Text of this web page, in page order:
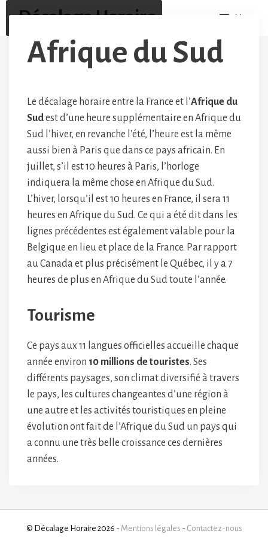
contenu
Décalage Horaire Menu
Afrique du Sud
Le décalage horaire entre la France et l’Afrique du
Sudest d’une heure supplémentaire en Afrique du
Sud l’hiver, en revanche l’été, l’heure est la même
aussi bien à Paris que dans ce pays africain. En
juillet, s’il est 10 heures à Paris, l’horloge
indiquera la même chose en Afrique du Sud.
L’hiver, lorsqu’il est 10 heures en France, il sera 11
heures en Afrique du Sud. Ce qui a été dit dans les
lignes précédentes est également valable pour la
Belgique en lieu et place de la France. Par rapport
au Canada et plus précisément le Québec, il y a 7
heures de plus en Afrique du Sud toute l’année.
Tourisme
Ce pays aux 11 langues officielles accueille chaque
année environ 10 millions de touristes. Ses
différents paysages, son climat diversifié à travers
le pays, les cultures changeantes d’une région à
une autre et les activités touristiques en pleine
évolution ont fait de l’Afrique du Sud un pays qui
a connu une très belle croissance ces dernières
années.
© Décalage Horaire 2026 - Mentions légales - Contactez-nous